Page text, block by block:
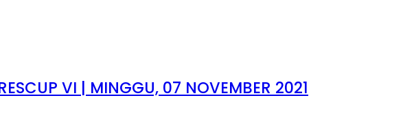
VI | MINGGU, 07 NOVEMBER 2021